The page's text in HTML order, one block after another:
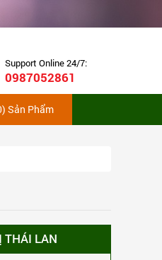
Support Online 24/7:
0987052861
) Sản Phẩm
THÁI LAN
Wee hộp 250 viên
457 Lượt Mua